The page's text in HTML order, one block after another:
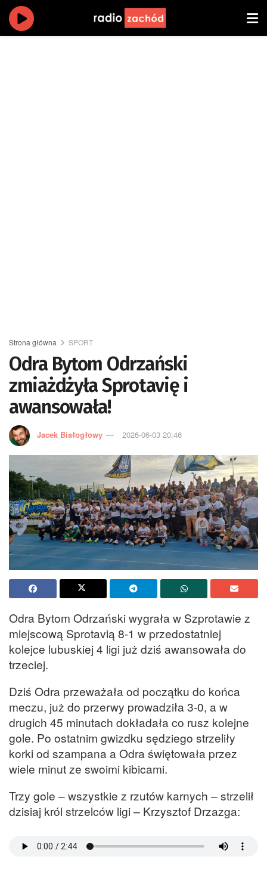
Strona główna SPORT
Odra Bytom Odrzański
zmiażdżyła Sprotavię i
awansowała!
Jacek Białogłowy 2026-06-03 20:46
Odra Bytom Odrzański wygrała w Szprotawie z
miejscową Sprotavią 8-1 w przedostatniej
kolejce lubuskiej 4 ligi już dziś awansowała do
trzeciej.
Dziś Odra przeważała od początku do końca
meczu, już do przerwy prowadziła 3-0, a w
drugich 45 minutach dokładała co rusz kolejne
gole. Po ostatnim gwizdku sędziego strzeliły
korki od szampana a Odra świętowała przez
wiele minut ze swoimi kibicami.
Trzy gole – wszystkie z rzutów karnych – strzelił
dzisiaj król strzelców ligi – Krzysztof Drzazga: